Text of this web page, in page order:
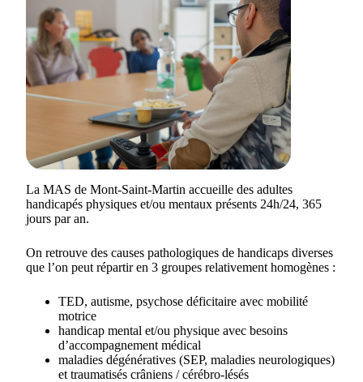
La MAS de Mont-Saint-Martin accueille des adultes
handicapés physiques et/ou mentaux présents 24h/24, 365
jours par an.
On retrouve des causes pathologiques de handicaps diverses
que l’on peut répartir en 3 groupes relativement homogènes :
TED, autisme, psychose déficitaire avec mobilité
motrice
handicap mental et/ou physique avec besoins
d’accompagnement médical
maladies dégénératives (SEP, maladies neurologiques)
et traumatisés crâniens / cérébro-lésés